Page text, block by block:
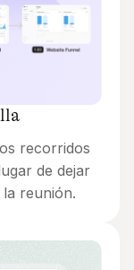
recorridos
de dejar
reunión.